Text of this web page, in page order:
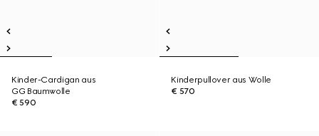
Kinder-Cardigan aus
GG Baumwolle
€ 590
Kinderpullover aus Wolle
€ 570